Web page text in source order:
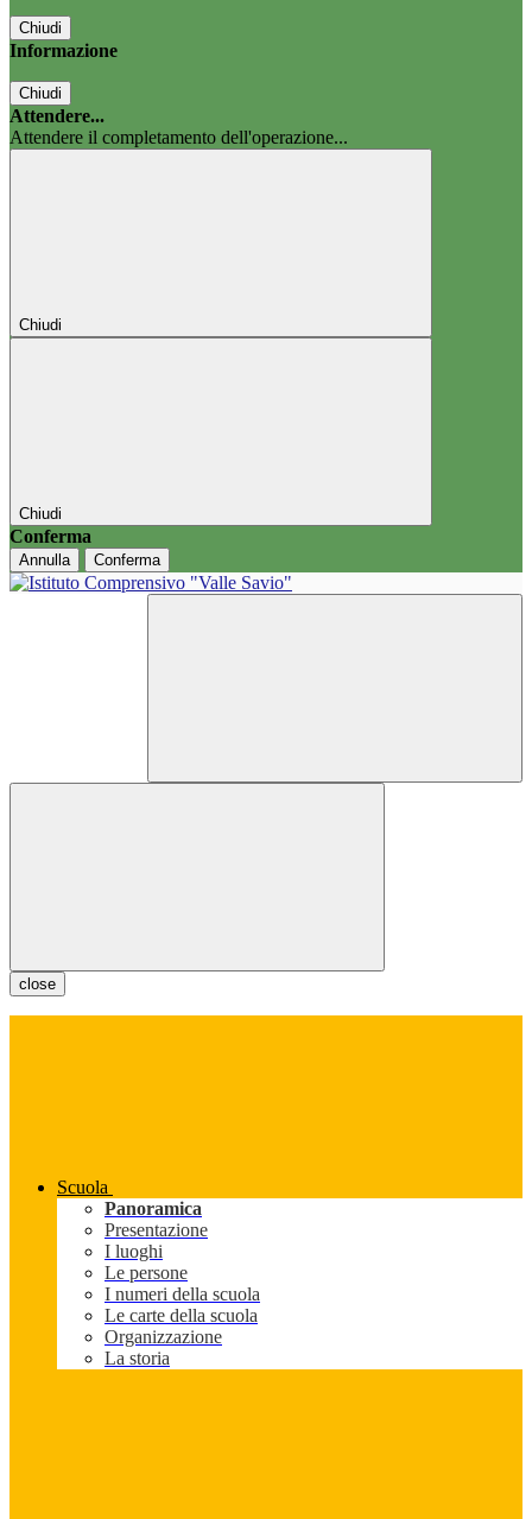
Chiudi
Informazione
Chiudi
Attendere...
Attendere il completamento dell'operazione...
Chiudi
Chiudi
Conferma
Annulla Conferma
close
Scuola
Panoramica
Presentazione
I luoghi
Le persone
I numeri della scuola
Le carte della scuola
Organizzazione
La storia